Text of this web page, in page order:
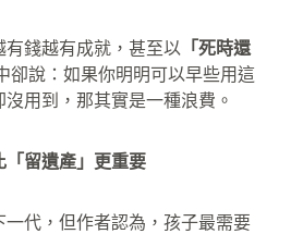
錢越有成就，甚至以 「死時還
卻說：如果你明明可以早些用這
用到，那其實是一種浪費。
「留遺產」更重要
代，但作者認為，孩子最需要